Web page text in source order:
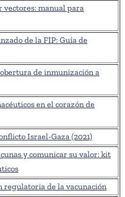
manual para
de la FIP: Guía de
de inmunización a
en el corazón de
Israel-Gaza (2021)
y comunicar su valor: kit
de la vacunación